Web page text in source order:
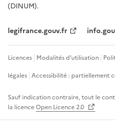
(DINUM).
legifrance.gouv.fr
Licences Modalités d'utilisation
légales Accessibilité : partiellement
Sauf indication contraire, tout le
la licenceOpen Licence 2.0